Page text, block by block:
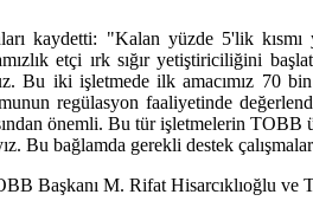
kaydetti: "Kalan yüzde 5'lik
etçi ırk sığır yetiştiriciliğini
Bu iki işletmede ilk amacımız 70
regülasyon faaliyetinde
önemli. Bu tür işletmelerin
bağlamda gerekli destek
Başkanı M. Rifat Hisarcıklıoğlu ve